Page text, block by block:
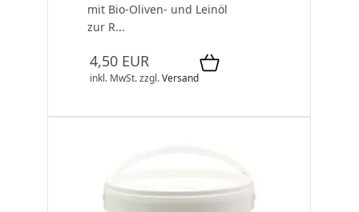
mit Bio-Oliven- und Leinöl
zur R...
4,50 EUR
inkl. MwSt.zzgl.Versand